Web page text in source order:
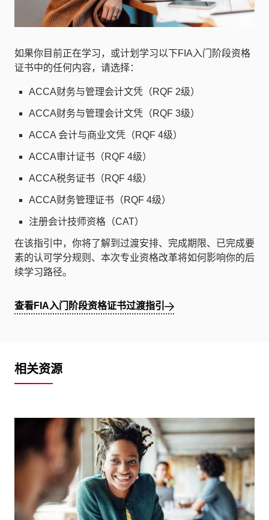
如果你目前正在学习，或计划学习以下FIA入门阶段资格
证书中的任何内容，请选择：
ACCA财务与管理会计文凭（RQF 2级）
ACCA财务与管理会计文凭（RQF 3级）
ACCA 会计与商业文凭（RQF 4级）
ACCA审计证书（RQF 4级）
ACCA税务证书（RQF 4级）
ACCA财务管理证书（RQF 4级）
注册会计技师资格（CAT）
在该指引中，你将了解到过渡安排、完成期限、已完成要
素的认可学分规则、本次专业资格改革将如何影响你的后
续学习路径。
查看FIA入门阶段资格证书过渡指引
相关资源